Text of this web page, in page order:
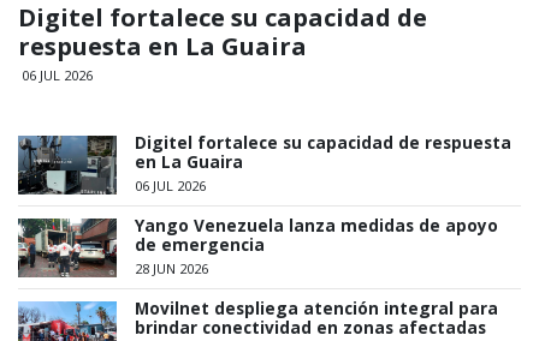
Digitel fortalece su capacidad de
respuesta en La Guaira
06 JUL 2026
Digitel fortalece su capacidad de respuesta
en La Guaira
06 JUL 2026
Yango Venezuela lanza medidas de apoyo
de emergencia
28 JUN 2026
Movilnet despliega atención integral para
brindar conectividad en zonas afectadas